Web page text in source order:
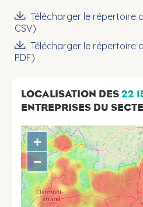
Télécharger le répertoire
CSV)
Télécharger le répertoire
PDF)
LOCALISATION DES22
ENTREPRISES DU
+
−